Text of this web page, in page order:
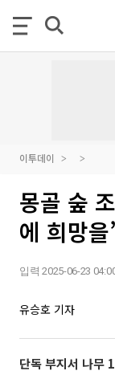
이투데이
몽골 숲
에 희망
입력 2025-06-23
유승호 기자
단독 부지서 나무